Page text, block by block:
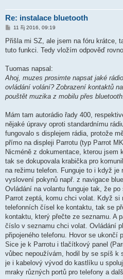
Re: instalace bluetooth
P
í
p
e
k
11 říj 2016, 09:19
Přišla mi SZ, ale jsem na fóru krátce,
tuto funkci. Tedy vložím odpověď
Tuomas napsal:
Ahoj, muzes prosimte napsat jaké
ovládání volání? Zobrazení kontaktů
pouštět muzika z mobilu přes
Mám tam autorádio řady 400,
nějaké úpravy oproti standardnímu
fungovalo s displejem rádia, protože
přímo na displeji Parrotu (typ Parrot
Nicméně z dokumentace, kterou jsem
tak se dokupovala krabička pro
na režimu telefon. Funguje to i když
vyslovení pokynů např. z navigace
Ovládání na volantu funguje tak, že
Parrot zeptá, komu chci volat. Když
telefonních čísel ke kontaktu, tak se
kontaktu, který přečte ze seznamu. A
číslo v seznamu chci volat. Ovládání
připojeného telefonu. Hovor se ukončí
Sice je k Parrotu i tlačítkový panel
vůbec nepoužívám, hodil by se spíš k
je i kabelový vývod do kastlíku u
mraky různých portů pro telefony a